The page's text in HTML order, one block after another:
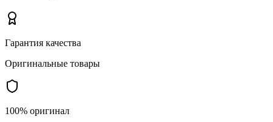
Гарантия качества
Оригинальные товары
100% оригинал